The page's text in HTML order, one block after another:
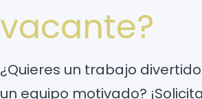
vacante?
¿Quieres un trabajo
un equipo motivado?